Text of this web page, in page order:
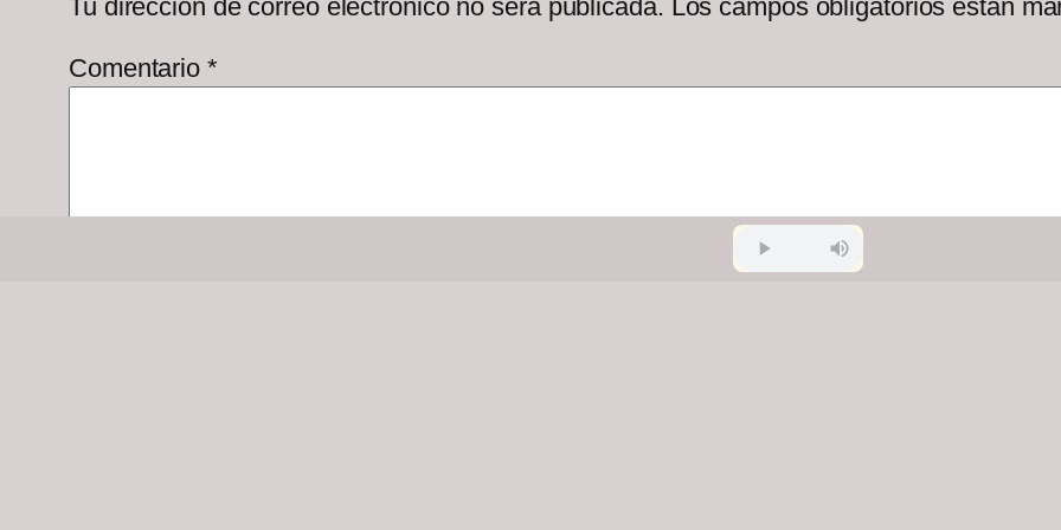
Tu dirección de correo electrónico no será publicada. Los campos obligatorios están
Comentario *